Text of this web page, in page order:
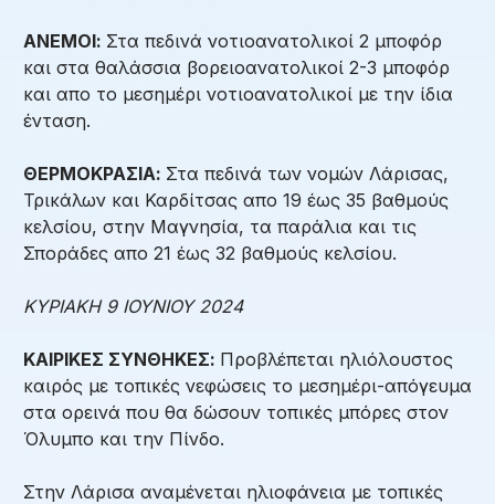
ΑΝΕΜΟΙ: Στα πεδινά νοτιοανατολικοί 2 μποφόρ
και στα θαλάσσια βορειοανατολικοί 2-3 μποφόρ
και απο το μεσημέρι νοτιοανατολικοί με την ίδια
ένταση.
ΘΕΡΜΟΚΡΑΣΙΑ: Στα πεδινά των νομών Λάρισας,
Τρικάλων και Καρδίτσας απο 19 έως 35 βαθμούς
κελσίου, στην Μαγνησία, τα παράλια και τις
Σποράδες απο 21 έως 32 βαθμούς κελσίου.
ΚΥΡΙΑΚΗ 9 ΙΟΥΝΙΟΥ 2024
ΚΑΙΡΙΚΕΣ ΣΥΝΘΗΚΕΣ: Προβλέπεται ηλιόλουστος
καιρός με τοπικές νεφώσεις το μεσημέρι-απόγευμα
στα ορεινά που θα δώσουν τοπικές μπόρες στον
Όλυμπο και την Πίνδο.
Στην Λάρισα αναμένεται ηλιοφάνεια με τοπικές